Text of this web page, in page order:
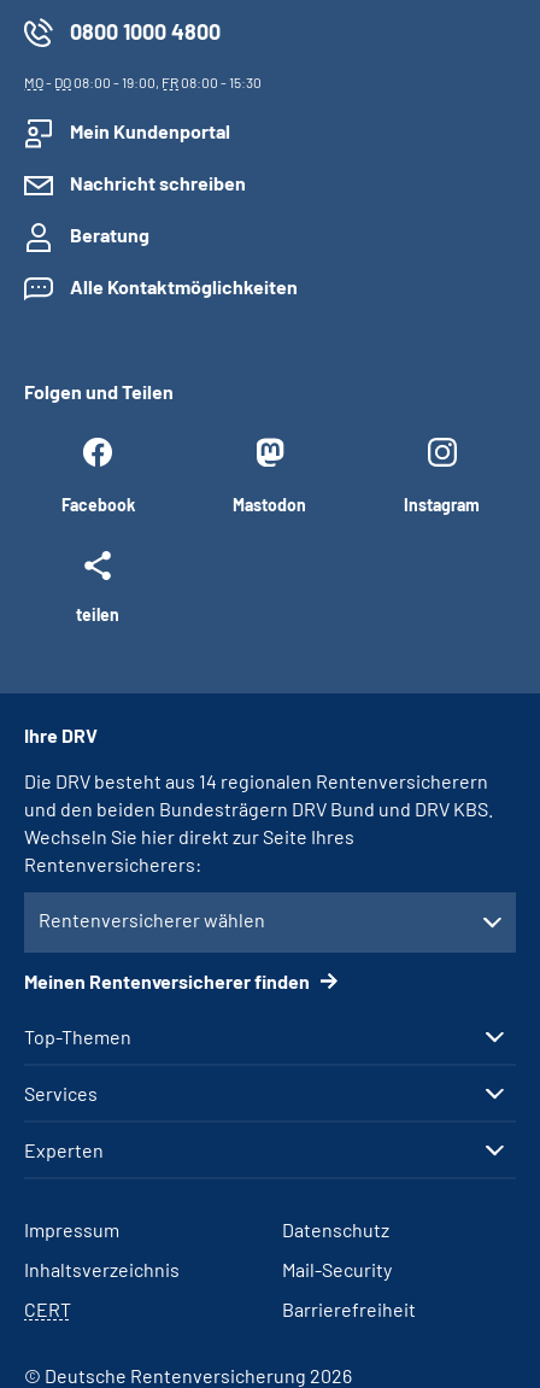
0800 1000 4800
MO- DO08:00 - 19:00, FR08:00 - 15:30
Mein Kundenportal
Nachricht schreiben
Beratung
Alle Kontaktmöglichkeiten
Folgen und Teilen
Facebook Mastodon Instagram
teilen
Top-Themen
Services
Experten
Ihre DRV
Die DRV besteht aus 14 regionalen Rentenversicherern
und den beiden Bundesträgern DRV Bund und DRV KBS.
Wechseln Sie hier direkt zur Seite Ihres
Rentenversicherers:
Rentenversicherer wählen
Meinen Rentenversicherer finden
Impressum
Datenschutz
Inhaltsverzeichnis
Mail-Security
CERT
Barrierefreiheit
© Deutsche Rentenversicherung 2026